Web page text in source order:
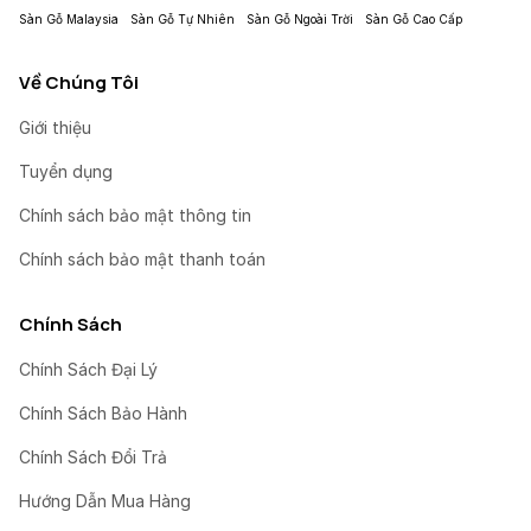
Sàn Gỗ Malaysia Sàn Gỗ Tự Nhiên Sàn Gỗ Ngoài Trời Sàn Gỗ Cao Cấp
Về Chúng Tôi
Giới thiệu
Tuyển dụng
Chính sách bảo mật thông tin
Chính sách bảo mật thanh toán
Chính Sách
Chính Sách Đại Lý
Chính Sách Bảo Hành
Chính Sách Đổi Trả
Hướng Dẫn Mua Hàng